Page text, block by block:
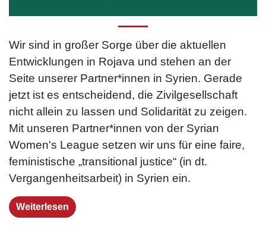
Wir sind in großer Sorge über die aktuellen
Entwicklungen in Rojava und stehen an der
Seite unserer Partner*innen in Syrien. Gerade
jetzt ist es entscheidend, die Zivilgesellschaft
nicht allein zu lassen und Solidarität zu zeigen.
Mit unseren Partner*innen von der Syrian
Women's League setzen wir uns für eine faire,
feministische „transitional justice“ (in dt.
Vergangenheitsarbeit) in Syrien ein.
Weiterlesen